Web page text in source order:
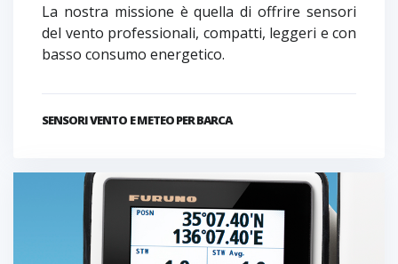
La nostra missione è quella di offrire sensori
del vento professionali, compatti, leggeri e con
basso consumo energetico.
SENSORI VENTO E METEO PER BARCA